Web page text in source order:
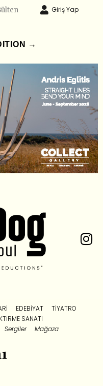
Giriş Yap
→
EDEBIYAT
TIYATRO
SANATI
Sergiler Mağaza